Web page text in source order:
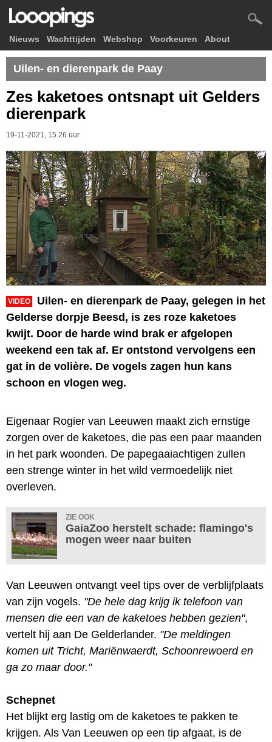
Nieuws Wachttijden Webshop Voorkeuren About
Uilen- en dierenpark de Paay
Zes kaketoes ontsnapt uit Gelders
dierenpark
19-11-2021, 15.26 uur
VIDEO
Uilen- en dierenpark de Paay, gelegen in het
Gelderse dorpje Beesd, is zes roze kaketoes
kwijt. Door de harde wind brak er afgelopen
weekend een tak af. Er ontstond vervolgens een
gat in de volière. De vogels zagen hun kans
schoon en vlogen weg.
Eigenaar Rogier van Leeuwen maakt zich ernstige
zorgen over de kaketoes, die pas een paar maanden
in het park woonden. De papegaaiachtigen zullen
een strenge winter in het wild vermoedelijk niet
overleven.
ZIE OOK
GaiaZoo herstelt schade: flamingo's
mogen weer naar buiten
Van Leeuwen ontvangt veel tips over de verblijfplaats
van zijn vogels. "De hele dag krijg ik telefoon van
mensen die een van de kaketoes hebben gezien",
vertelt hij aan De Gelderlander. "De meldingen
komen uit Tricht, Mariënwaerdt, Schoonrewoerd en
ga zo maar door."
Schepnet
Het blijkt erg lastig om de kaketoes te pakken te
krijgen. Als Van Leeuwen op een tip afgaat, is de